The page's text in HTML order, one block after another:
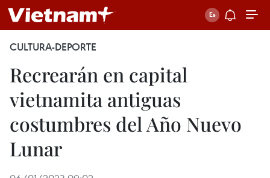
CULTURA-DEPORTE
Recrearán en capital
vietnamita antiguas
costumbres del Año Nuevo
Lunar